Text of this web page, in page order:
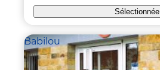
Sélectionnée
Babilou